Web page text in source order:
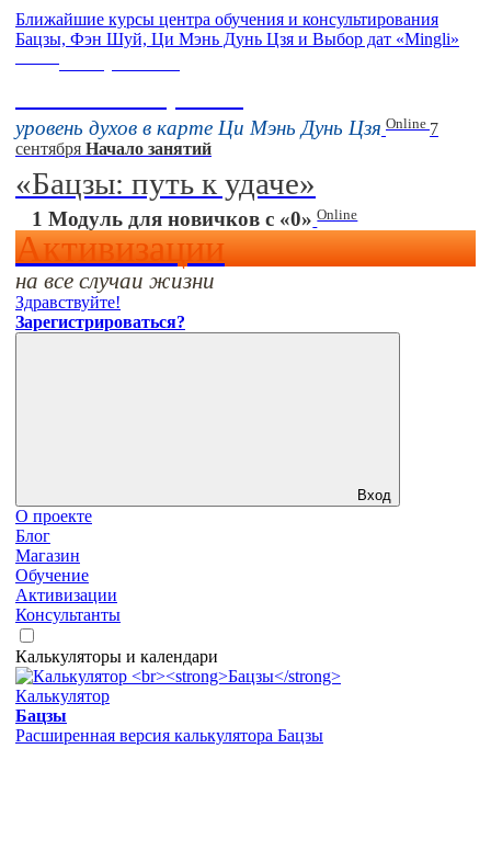
Ближайшие курсы центра обучения и консультирования
Бацзы, Фэн Шуй, Ци Мэнь Дунь Цзя и Выбор дат «Mingli»
уровень духов в карте Ци Мэнь Дунь Цзя Online 7
сентября Начало занятий
«Бацзы: путь к удаче»
1 Модуль для новичков с «0» Online
Активизации
на все случаи жизни
Здравствуйте!
Зарегистрироваться?
Вход
О проекте
Блог
Магазин
Обучение
Активизации
Консультанты
Калькуляторы и календари
Калькулятор
Бацзы
Расширенная версия калькулятора Бацзы